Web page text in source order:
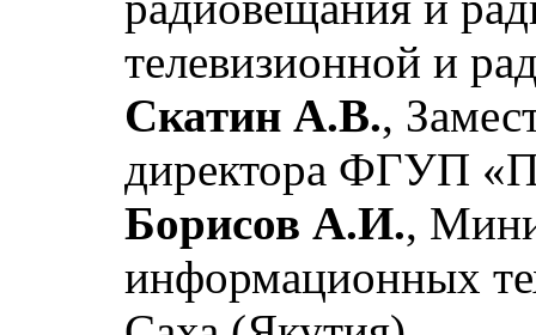
телевизионной и
Скатин А.В.,
директора ФГУП
Борисов А.И.,
информационных